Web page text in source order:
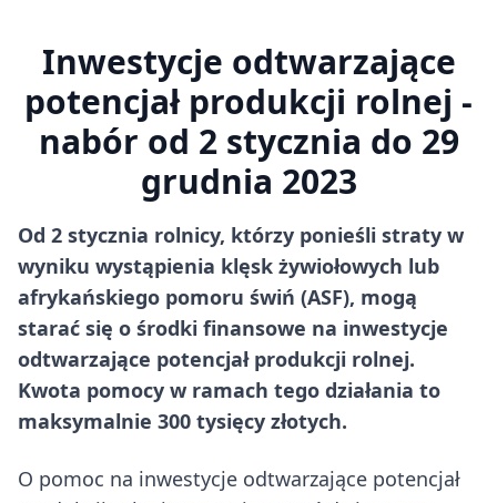
Inwestycje odtwarzające
potencjał produkcji rolnej -
nabór od 2 stycznia do 29
grudnia 2023
Od 2 stycznia rolnicy, którzy ponieśli straty w
wyniku wystąpienia klęsk żywiołowych lub
afrykańskiego pomoru świń (ASF), mogą
starać się o środki finansowe na inwestycje
odtwarzające potencjał produkcji rolnej.
Kwota pomocy w ramach tego działania to
maksymalnie 300 tysięcy złotych.
O pomoc na inwestycje odtwarzające potencjał